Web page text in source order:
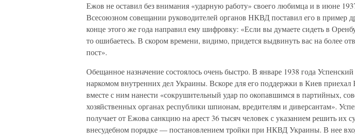
Ежов не оставил без внимания «ударную работу» своего любимца и в июне
Всесоюзном совещании руководителей органов НКВД поставил его в пример
конце этого же года направил ему шифровку: «Если вы думаете сидеть в
то ошибаетесь. В скором времени, видимо, придется выдвинуть вас на более
пост».
Обещанное назначение состоялось очень быстро. В январе 1938 года Успенский
наркомом внутренних дел Украины. Вскоре для его поддержки в Киев
вместе с ним нанести «сокрушительный удар по окопавшимся в партийных,
хозяйственных органах республики шпионам, вредителям и диверсантам».
получает от Ежова санкцию на арест 36 тысяч человек с указанием решить их
внесудебном порядке — постановлением тройки при НКВД Украины. В нее